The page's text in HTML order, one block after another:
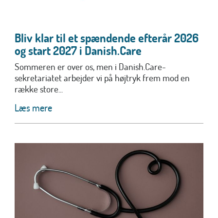
Bliv klar til et spændende efterår 2026
og start 2027 i Danish.Care
Sommeren er over os, men i Danish.Care-
sekretariatet arbejder vi på højtryk frem mod en
række store...
Læs mere